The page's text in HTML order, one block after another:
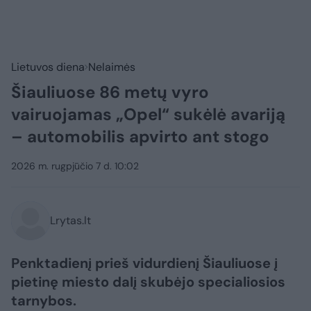
Lietuvos diena Nelaimės
Šiauliuose 86 metų vyro
vairuojamas „Opel“ sukėlė avariją
– automobilis apvirto ant stogo
2026 m. rugpjūčio 7 d. 10:02
Lrytas.lt
Penktadienį prieš vidurdienį Šiauliuose į
pietinę miesto dalį skubėjo specialiosios
tarnybos.